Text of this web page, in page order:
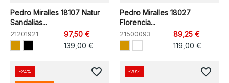
Pedro Miralles 18107 Natur
Sandalias...
21201921
97,50 €
139,00 €
Pedro Miralles 18027
Florencia...
21500093
89,25 €
119,00 €
-24% favorite_border -29% favorite_border